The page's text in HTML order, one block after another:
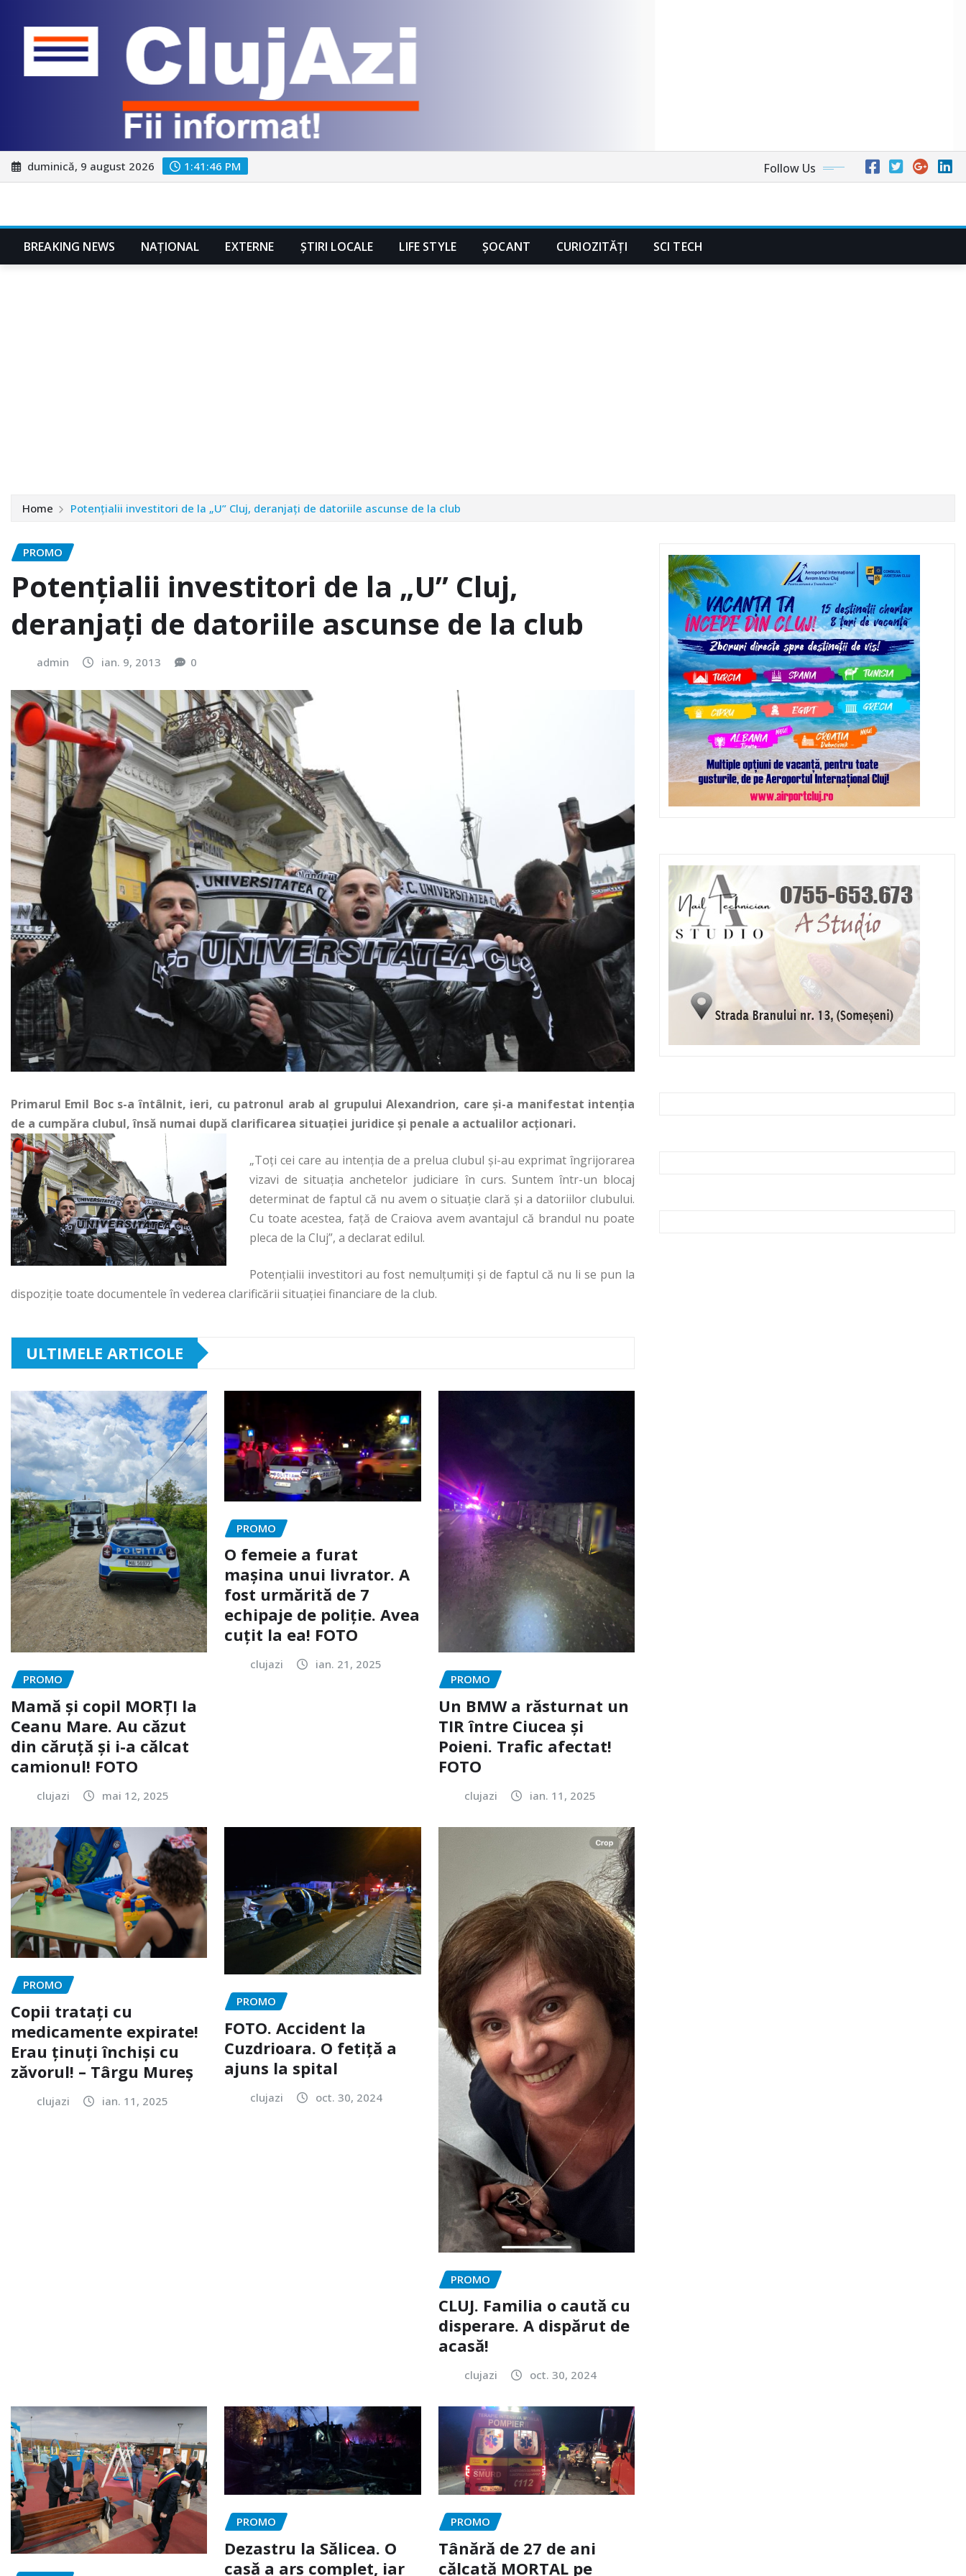
Skip
to
duminică, 9 august 2026 1:41:47 PM Follow Us
BREAKING NEWS NAŢIONAL EXTERNE ȘTIRI LOCALE LIFE STYLE ȘOCANT CURIOZITĂȚI SCI TECH
Home Potențialii investitori de la „U” Cluj, deranjați de datoriile ascunse de la club
PROMO
Potențialii investitori de la „U” Cluj,
deranjați de datoriile ascunse de la club
admin ian. 9, 2013 0
Primarul Emil Boc s-a întâlnit, ieri, cu patronul arab al grupului Alexandrion, care și-a manifestat intenția
de a cumpăra clubul, însă numai după clarificarea situației juridice și penale a actualilor acționari.
„Toți cei care au intenția de a prelua clubul și-au exprimat îngrijorarea
vizavi de situația anchetelor judiciare în curs. Suntem într-un blocaj
determinat de faptul că nu avem o situație clară și a datoriilor clubului.
Cu toate acestea, față de Craiova avem avantajul că brandul nu poate
pleca de la Cluj”, a declarat edilul.
Potențialii investitori au fost nemulțumiți și de faptul că nu li se pun la
dispoziție toate documentele în vederea clarificării situației financiare de la club.
ULTIMELE ARTICOLE
PROMO
Mamă și copil MORȚI la
Ceanu Mare. Au căzut
din căruță și i-a călcat
camionul! FOTO
clujazi mai 12, 2025
PROMO
O femeie a furat
mașina unui livrator. A
fost urmărită de 7
echipaje de poliție. Avea
cuțit la ea! FOTO
clujazi
ian. 21, 2025
PROMO
Un BMW a răsturnat un
TIR între Ciucea și
Poieni. Trafic afectat!
FOTO
clujazi ian. 11, 2025
PROMO
Copii tratați cu
medicamente expirate!
Erau ținuți închiși cu
zăvorul! – Târgu Mureș
clujazi ian. 11, 2025
PROMO
FOTO. Accident la
Cuzdrioara. O fetiță a
ajuns la spital
clujazi oct. 30, 2024
PROMO
CLUJ. Familia o caută cu
disperare. A dispărut de
acasă!
clujazi oct. 30, 2024
PROMO
Dezastru la Sălicea. O
casă a ars complet, iar
PROMO
Tânără de 27 de ani
călcată MORTAL pe